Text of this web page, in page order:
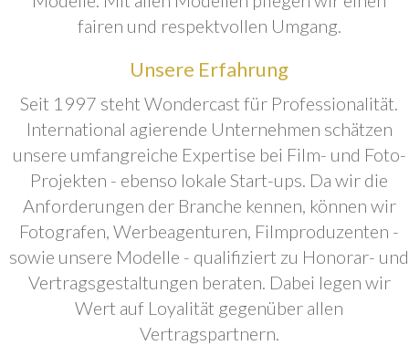
fairen und respektvollen Umgang.
Unsere Erfahrung
Seit 1997 steht Wondercast für Professionalität.
International agierende Unternehmen schätzen
unsere umfangreiche Expertise bei Film- und Foto-
Projekten - ebenso lokale Start-ups. Da wir die
Anforderungen der Branche kennen, können wir
Fotografen, Werbeagenturen, Filmproduzenten -
sowie unsere Modelle - qualifiziert zu Honorar- und
Vertragsgestaltungen beraten. Dabei legen wir
Wert auf Loyalität gegenüber allen
Vertragspartnern.